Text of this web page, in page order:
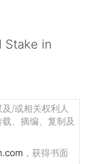
Stake in
/或相关权利人
、摘编、复制及
，获得书面